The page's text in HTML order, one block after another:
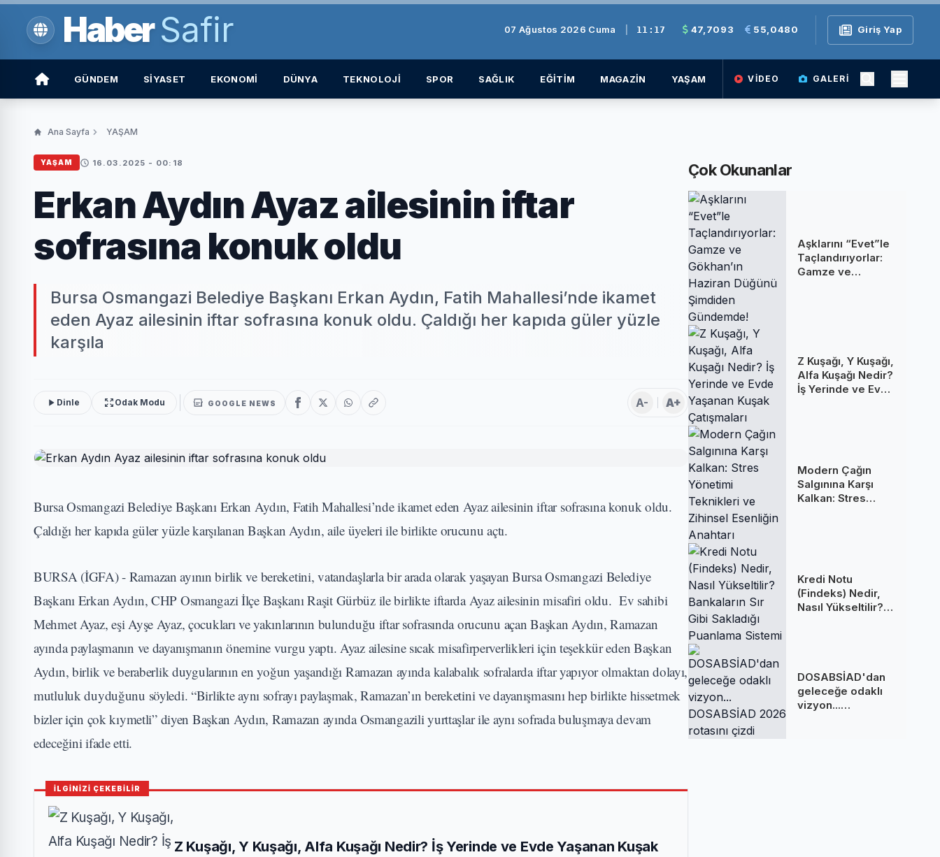
HaberSafir 07 Ağustos 2026 Cuma 11:17 47,7093 55,0480 Giriş Yap
GÜNDEM SİYASET EKONOMİ DÜNYA TEKNOLOJİ SPOR SAĞLIK EĞİTİM MAGAZİN YAŞAM VIDEO GALERI
Ana Sayfa YAŞAM
YAŞAM 16.03.2025 - 00:18
Erkan Aydın Ayaz ailesinin iftar
sofrasına konuk oldu
Bursa Osmangazi Belediye Başkanı Erkan Aydın, Fatih Mahallesi’nde ikamet
eden Ayaz ailesinin iftar sofrasına konuk oldu. Çaldığı her kapıda güler yüzle
karşıla
Dinle Odak Modu GOOGLE NEWS A- A+
Bursa Osmangazi Belediye Başkanı Erkan Aydın, Fatih Mahallesi’nde ikamet eden Ayaz ailesinin iftar sofrasına konuk oldu.
Çaldığı her kapıda güler yüzle karşılanan Başkan Aydın, aile üyeleri ile birlikte orucunu açtı.
BURSA (İGFA) - Ramazan ayının birlik ve bereketini, vatandaşlarla bir arada olarak yaşayan Bursa Osmangazi Belediye
Başkanı Erkan Aydın, CHP Osmangazi İlçe Başkanı Raşit Gürbüz ile birlikte iftarda Ayaz ailesinin misafiri oldu. Ev sahibi
Mehmet Ayaz, eşi Ayşe Ayaz, çocukları ve yakınlarının bulunduğu iftar sofrasında orucunu açan Başkan Aydın, Ramazan
ayında paylaşmanın ve dayanışmanın önemine vurgu yaptı. Ayaz ailesine sıcak misafirperverlikleri için teşekkür eden Başkan
Aydın, birlik ve beraberlik duygularının en yoğun yaşandığı Ramazan ayında kalabalık sofralarda iftar yapıyor olmaktan dolayı,
mutluluk duyduğunu söyledi. “Birlikte aynı sofrayı paylaşmak, Ramazan’ın bereketini ve dayanışmasını hep birlikte hissetmek
bizler için çok kıymetli” diyen Başkan Aydın, Ramazan ayında Osmangazili yurttaşlar ile aynı sofrada buluşmaya devam
edeceğini ifade etti.
İLGİNİZİ ÇEKEBİLİR
Z Kuşağı, Y Kuşağı, Alfa Kuşağı Nedir? İş Yerinde ve Evde Yaşanan Kuşak
Çok Okunanlar
Aşklarını “Evet”le
Taçlandırıyorlar:
Gamze ve
Z Kuşağı, Y Kuşağı,
Alfa Kuşağı Nedir?
İş Yerinde ve Evde
Modern Çağın
Salgınına Karşı
Kalkan: Stres
Kredi Notu
(Findeks) Nedir,
Nasıl Yükseltilir?
DOSABSİAD'dan
geleceğe odaklı
vizyon...